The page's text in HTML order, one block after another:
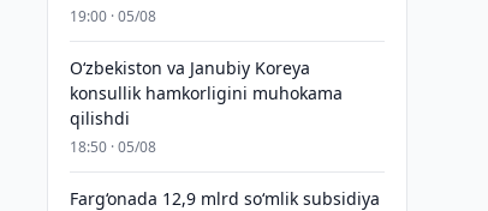
19:00 · 05/08
Oʻzbekiston va Janubiy Koreya
konsullik hamkorligini muhokama
qilishdi
18:50 · 05/08
Farg‘onada 12,9 mlrd so‘mlik subsidiya